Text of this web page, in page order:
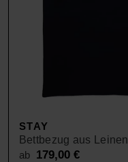
STAY
Bettbezug aus Leinen
ab 179,00 €